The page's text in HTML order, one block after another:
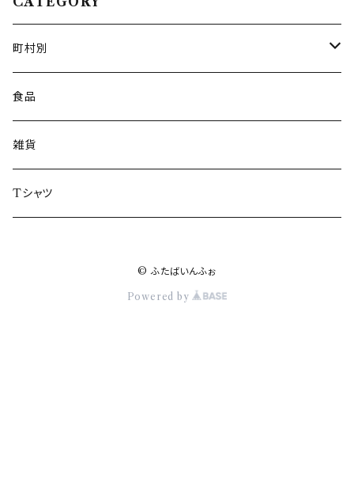
町村別
広野町
楢葉町
富岡町
食品
雑貨
Tシャツ
© ふたばいんふぉ
Powered by